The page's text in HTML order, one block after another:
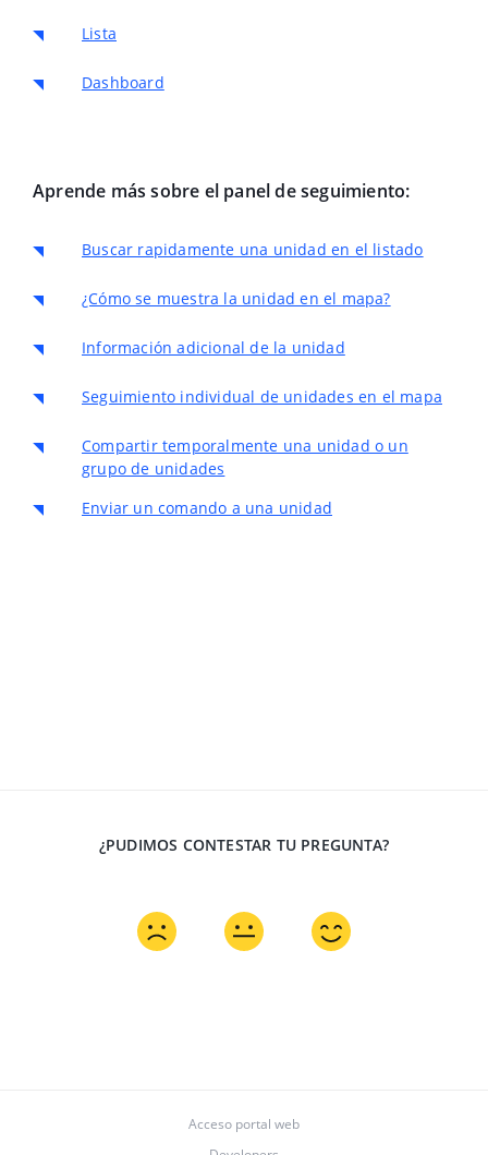
Lista
Dashboard
Aprende más sobre el panel de seguimiento:
Buscar rapidamente una unidad en el listado
¿Cómo se muestra la unidad en el mapa?
Información adicional de la unidad
Seguimiento individual de unidades en el mapa
Compartir temporalmente una unidad o un
grupo de unidades
Enviar un comando a una unidad
¿PUDIMOS CONTESTAR TU PREGUNTA?
Acceso portal web